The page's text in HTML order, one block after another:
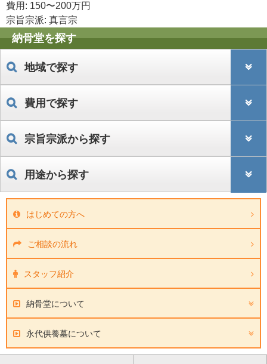
費用: 150〜200万円
宗旨宗派: 真言宗
納骨堂を探す
地域で探す
費用で探す
宗旨宗派から探す
用途から探す
はじめての方へ
ご相談の流れ
スタッフ紹介
納骨堂について
永代供養墓について